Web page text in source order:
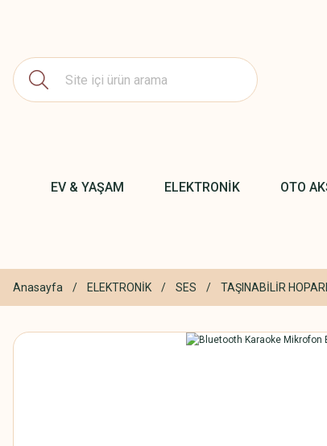
EV & YAŞAM ELEKTRONİK OTO
Anasayfa ELEKTRONİK SES TAŞINABİLİR